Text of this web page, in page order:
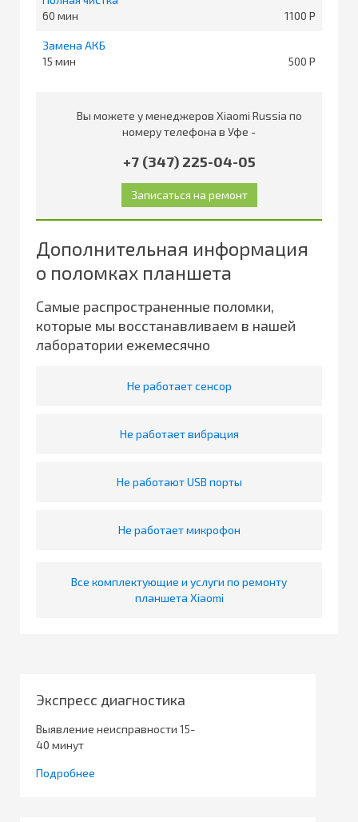
60
1100
Замена АКБ
15
500
Вы можете у менеджеров Xiaomi Russia по
номеру телефона в Уфе -
+7 (347) 225-04-05
Дополнительная информация
о поломках планшета
Самые распространенные поломки,
которые мы восстанавливаем в нашей
лаборатории ежемесячно
Не работает сенсор
Не работает вибрация
Не работают USB порты
Не работает микрофон
Все комплектующие и услуги по ремонту
планшета Xiaomi
Экспресс диагностика
Выявление неисправности 15-
40 минут
Подробнее